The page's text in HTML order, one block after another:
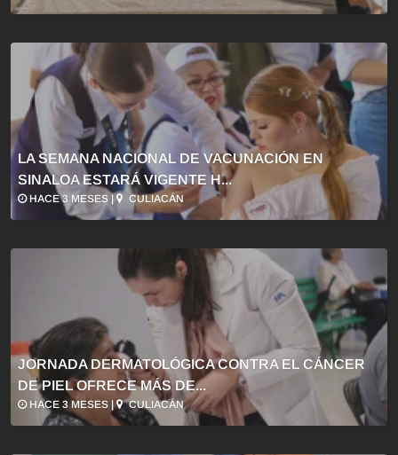
LA SEMANA NACIONAL DE VACUNACIÓN EN
SINALOA ESTARÁ VIGENTE H...
HACE 3 MESES | CULIACÁN
JORNADA DERMATOLÓGICA CONTRA EL CÁNCER
DE PIEL OFRECE MÁS DE...
HACE 3 MESES | CULIACÁN